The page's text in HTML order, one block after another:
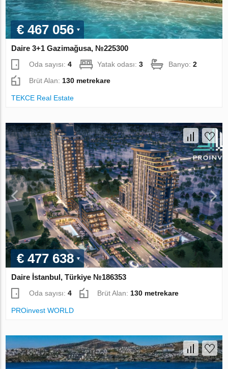
€ 467 056
Daire 3+1 Gazimağusa, №225300
Oda sayısı:4 Yatak odası:3 Banyo:2
Brüt Alan:130 metrekare
TEKCE Real Estate
€ 477 638
Daire İstanbul, Türkiye №186353
Oda sayısı:4 Brüt Alan: 130 metrekare
PROinvest WORLD